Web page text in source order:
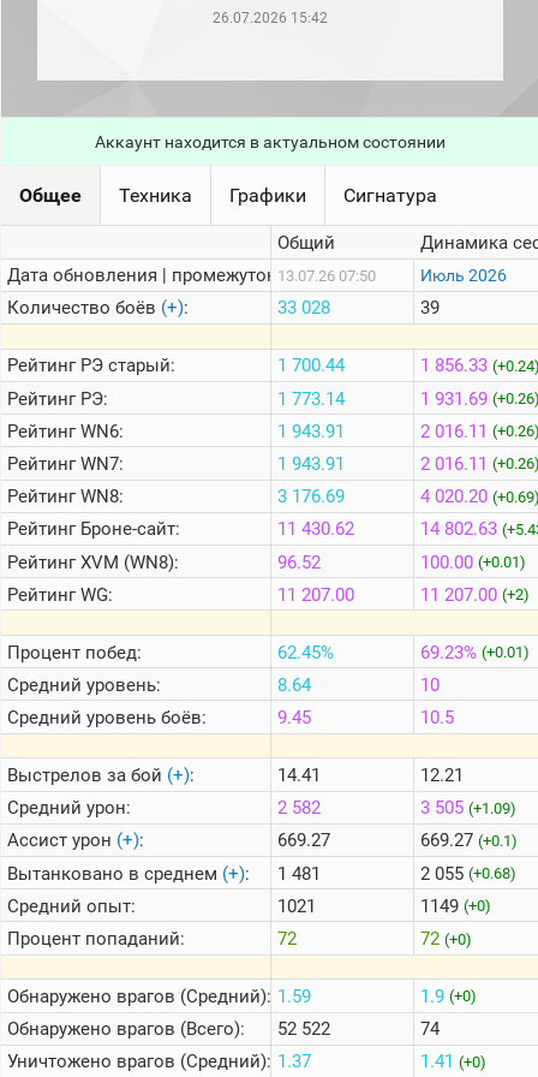
месяц)
(за
последние
сессии)
Топ
1000
Кланы
стримеров
Информация
Онлайн
Цветовая
шкала
Теlegram
ВК
Портал
Мира
Танков
26.07.2026 15:42
Аккаунт находится в актуальном состоянии
Общее Техника Графики Сигнатура
Дата обновления | промежуток:
Количество боёв (+):
РейтингРЭ старый:
РейтингРЭ:
РейтингWN6:
РейтингWN7:
РейтингWN8:
РейтингБроне-сайт:
РейтингXVM (WN8):
РейтингWG:
Процент побед:
Средний уровень:
Средний уровень боёв:
Выстрелов за бой (+):
Средний урон:
Ассист урон (+):
Вытанковано в среднем (+):
Средний опыт:
Процент попаданий:
Обнаружено врагов (Средний):
Обнаружено врагов (Всего):
Уничтожено врагов (Средний):
Общий
13.07.26 07:50
33 028
1 700.44
1 773.14
1 943.91
1 943.91
3 176.69
11 430.62
96.52
11 207.00
62.45%
8.64
9.45
14.41
2 582
669.27
1 481
1021
72
1.59
52 522
1.37
Динамика
Июль 2026
39
1 856.33
1 931.69
2 016.11
2 016.11
4 020.20
14 802.63
100.00 (+0.01)
11 207.00 (+2)
69.23% (+0.01)
10
10.5
12.21
3 505 (+1.09)
669.27 (+0.1)
2 055 (+0.68)
1149 (+0)
72 (+0)
1.9 (+0)
74
1.41 (+0)